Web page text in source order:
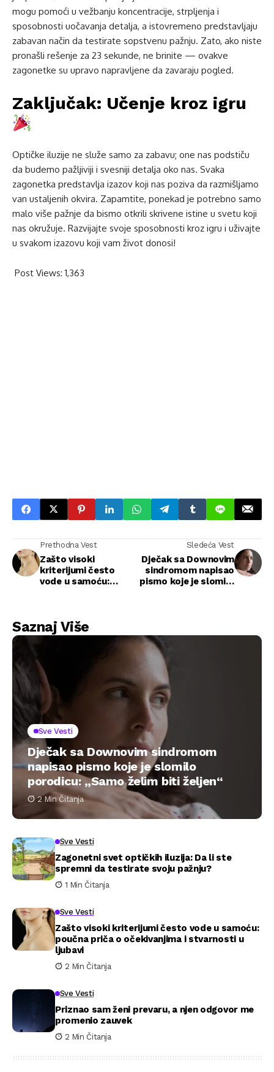
mogu pomoći u vežbanju koncentracije, strpljenja i
sposobnosti uočavanja detalja, a istovremeno predstavljaju
zabavan način da testirate sopstvenu pažnju. Zato, ako niste
pronašli rešenje za 23 sekunde, ne brinite — ovakve
zagonetke su upravo napravljene da zavaraju pogled.
Zaključak: Učenje kroz igru
Optičke iluzije ne služe samo za zabavu; one nas podstiču
da budemo pažljiviji i svesniji detalja oko nas. Svaka
zagonetka predstavlja izazov koji nas poziva da razmišljamo
van ustaljenih okvira. Zapamtite, ponekad je potrebno samo
malo više pažnje da bismo otkrili skrivene istine u svetu koji
nas okružuje. Razvijajte svoje sposobnosti kroz igru i uživajte
u svakom izazovu koji vam život donosi!
Post Views: 1,363
Prethodna Vest
Zašto visoki
kriterijumi često
vode u samoću:
Sledeća Vest
Dječak sa Downovim
sindromom napisao
pismo koje je slomilo
Saznaj Više
Sve Vesti
Dječak sa Downovim sindromom
napisao pismo koje je slomilo
porodicu: „Samo želim biti željen“
2 Min Čitanja
Sve Vesti
Zagonetni svet optičkih iluzija: Da li ste
spremni da testirate svoju pažnju?
1 Min Čitanja
Sve Vesti
Zašto visoki kriterijumi često vode u samoću:
poučna priča o očekivanjima i stvarnosti u
ljubavi
2 Min Čitanja
Sve Vesti
Priznao sam ženi prevaru, a njen odgovor me
promenio zauvek
2 Min Čitanja